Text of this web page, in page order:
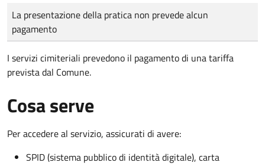
Tipo di pagamento
Importo
La presentazione della pratica non prevede alcun
pagamento
I servizi cimiteriali prevedono il pagamento di una tariffa
prevista dal Comune.
Cosa serve
Per accedere al servizio, assicurati di avere:
SPID (sistema pubblico di identità digitale), carta